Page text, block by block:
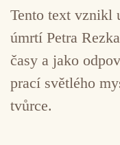
TAGY Agnesse
Benjamin Patterson
Tento text vznikl
úmrtí Petra
časy a jako
prací světlého
tvůrce.